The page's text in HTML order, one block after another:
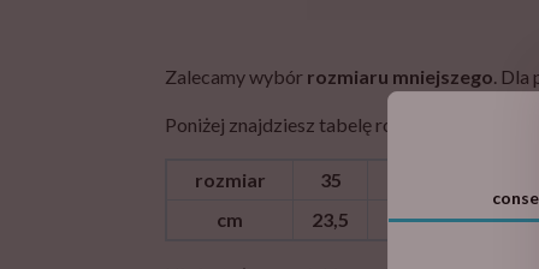
Zalecamy wybór rozmiaru mniejszego. Dla
Poniżej znajdziesz tabelę rozmiarów dla tego
rozmiar 35
cm
23,5 24,2 24,8